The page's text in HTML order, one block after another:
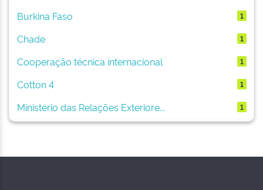
Burkina Faso 1
Chade 1
Cooperação técnica internacional 1
Cotton 4 1
Ministério das Relações Exteriore... 1